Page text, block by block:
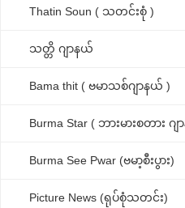
Thatin Soun ( သတင်းစုံ )
သတ္တိ ဂျာနယ်
Bama thit ( ဗမာသစ်ဂျာနယ် )
Burma Star ( ဘားမားစတား ဂ
Burma See Pwar (ဗမာ့စီးပွား)
Picture News (ရုပ်စုံသတင်း)